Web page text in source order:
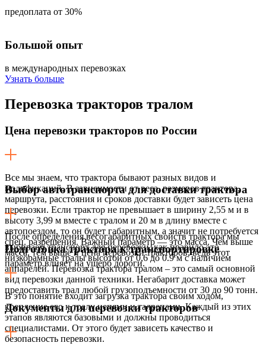
предоплата от 30%
Большой опыт
в международных перевозках
Узнать больше
Перевозка тракторов тралом
Цена перевозки тракторов по России
Все мы знаем, что трактора бывают разных видов и
модификаций. В зависимости от веса, размеров трактора,
маршрута, расстояния и сроков доставки будет зависеть цена
перевозки. Если трактор не превышает в ширину 2,55 м и в
высоту 3,99 м вместе с тралом и 20 м в длину вместе с
автопоездом, то он будет габаритным, а значит не потребуется
спец. разрешения. Важный параметр — это масса. Чем выше
масса, тем выше и цена перевозки тракторов, ведь этот
параметр влияет на ущерб дороги.
Выбор автотранспорта для доставки трактора
После определения весогабаритных свойств трактора мы
выбираем транспорт для перевозки, как правило это
низкорамные тралы высотой от 0,6 до 0.9 м с наличием
аппарелей. Перевозка трактора тралом – это самый основной
вид перевозки данной техники. Негабарит доставка может
предоставить трал любой грузоподъемности от 30 до 90 тонн.
Подготовка трактора к транспортировке
В это понятие входит загрузка трактора своим ходом,
крепление его к тралу цепями и талрепами. Каждый из этих
этапов являются базовыми и должны проводиться
специалистами. От этого будет зависеть качество и
безопасность перевозки.
Документы для перевозки тракторов